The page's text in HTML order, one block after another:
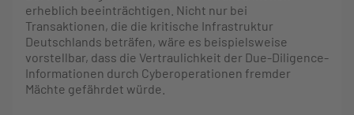
erheblich beeinträchtigen. Nicht nur bei
Transaktionen, die die kritische Infrastruktur
Deutschlands beträfen, wäre es beispielsweise
vorstellbar, dass die Vertraulichkeit der Due-Diligence-
Informationen durch Cyberoperationen fremder
Mächte gefährdet würde.